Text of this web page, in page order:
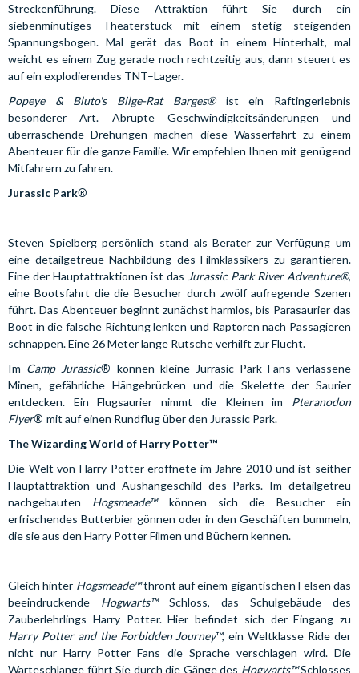
Streckenführung. Diese Attraktion führt Sie durch ein
siebenminütiges Theaterstück mit einem stetig steigenden
Spannungsbogen. Mal gerät das Boot in einem Hinterhalt, mal
weicht es einem Zug gerade noch rechtzeitig aus, dann steuert es
auf ein explodierendes TNT–Lager.
Popeye & Bluto's Bilge-Rat Barges® ist ein Raftingerlebnis
besonderer Art. Abrupte Geschwindigkeitsänderungen und
überraschende Drehungen machen diese Wasserfahrt zu einem
Abenteuer für die ganze Familie. Wir empfehlen Ihnen mit genügend
Mitfahrern zu fahren.
Jurassic Park®
Steven Spielberg persönlich stand als Berater zur Verfügung um
eine detailgetreue Nachbildung des Filmklassikers zu garantieren.
Eine der Hauptattraktionen ist das Jurassic Park River Adventure®,
eine Bootsfahrt die die Besucher durch zwölf aufregende Szenen
führt. Das Abenteuer beginnt zunächst harmlos, bis Parasaurier das
Boot in die falsche Richtung lenken und Raptoren nach Passagieren
schnappen. Eine 26 Meter lange Rutsche verhilft zur Flucht.
Im Camp Jurassic® können kleine Jurrasic Park Fans verlassene
Minen, gefährliche Hängebrücken und die Skelette der Saurier
entdecken. Ein Flugsaurier nimmt die Kleinen im Pteranodon
Flyer® mit auf einen Rundflug über den Jurassic Park.
The Wizarding World of Harry Potter™
Die Welt von Harry Potter eröffnete im Jahre 2010 und ist seither
Hauptattraktion und Aushängeschild des Parks. Im detailgetreu
nachgebauten Hogsmeade™ können sich die Besucher ein
erfrischendes Butterbier gönnen oder in den Geschäften bummeln,
die sie aus den Harry Potter Filmen und Büchern kennen.
Gleich hinter Hogsmeade™thront auf einem gigantischen Felsen das
beeindruckende Hogwarts™ Schloss, das Schulgebäude des
Zauberlehrlings Harry Potter. Hier befindet sich der Eingang zu
Harry Potter and the Forbidden Journey™, ein Weltklasse Ride der
nicht nur Harry Potter Fans die Sprache verschlagen wird. Die
Warteschlange führt Sie durch die Gänge des Hogwarts™Schlosses